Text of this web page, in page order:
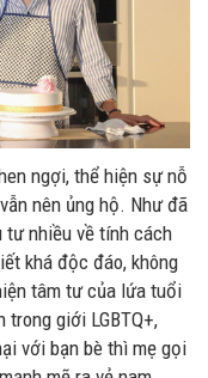
ngợi, thể hiện sự nỗ
nên ủng hộ. Như đã
tư nhiều về tính cách
khá độc đáo, không
tâm tư của lứa tuổi
giới LGBTQ+,
với bạn bè thì mẹ gọi